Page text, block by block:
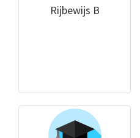
Rijbewijs B